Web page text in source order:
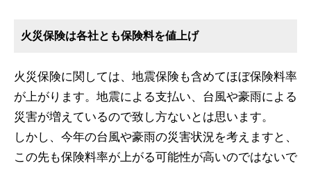
火災保険は各社とも保険料を値上げ
火災保険に関しては、地震保険も含めてほぼ保険料率
が上がります。地震による支払い、台風や豪雨による
災害が増えているので致し方ないとは思います。
しかし、今年の台風や豪雨の災害状況を考えますと、
この先も保険料率が上がる可能性が高いのではないで